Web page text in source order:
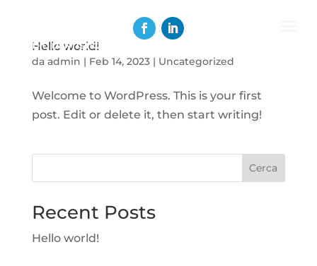
Hello world!
da admin | Feb 14, 2023| Uncategorized
Welcome to WordPress. This is your first
post. Edit or delete it, then start writing!
Cerca
Recent Posts
Hello world!